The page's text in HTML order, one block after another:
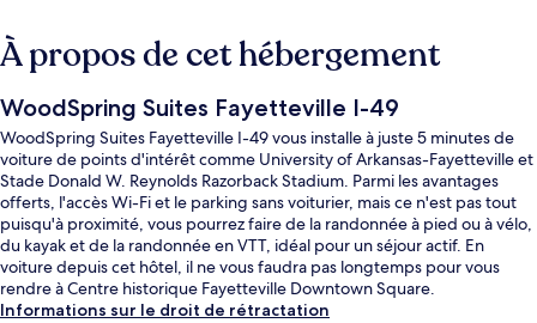
À propos de cet hébergement
WoodSpring Suites Fayetteville I-49
WoodSpring Suites Fayetteville I-49 vous installe à juste 5 minutes de
voiture de points d'intérêt comme University of Arkansas-Fayetteville et
Stade Donald W. Reynolds Razorback Stadium. Parmi les avantages
offerts, l'accès Wi-Fi et le parking sans voiturier, mais ce n'est pas tout
puisqu'à proximité, vous pourrez faire de la randonnée à pied ou à vélo,
du kayak et de la randonnée en VTT, idéal pour un séjour actif. En
voiture depuis cet hôtel, il ne vous faudra pas longtemps pour vous
rendre à Centre historique Fayetteville Downtown Square.
Informations sur le droit de rétractation